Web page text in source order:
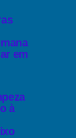
em
à